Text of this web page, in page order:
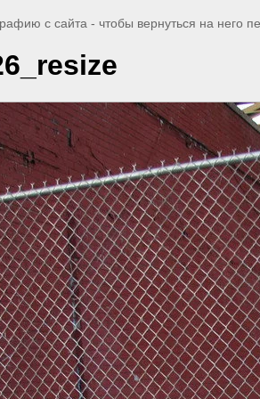
с сайта - чтобы вернуться на него